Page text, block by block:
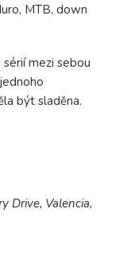
MTB, down
sérií mezi sebou
být sladěna.
Drive, Valencia,